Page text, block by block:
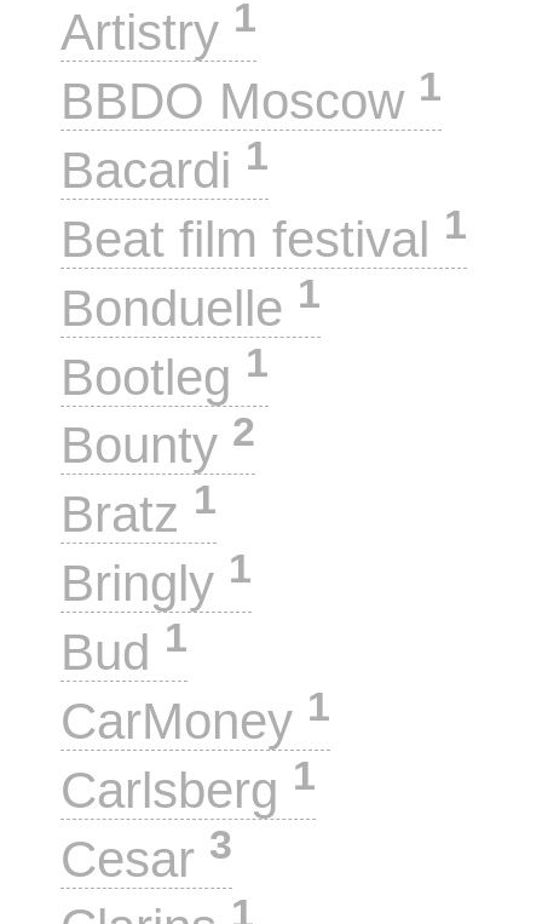
Artistry 1
BBDO Moscow 1
Bacardi 1
Beat film festival 1
Bonduelle 1
Bootleg 1
Bounty 2
Bratz 1
Bringly 1
Bud 1
CarMoney 1
Carlsberg 1
Cesar 3
1